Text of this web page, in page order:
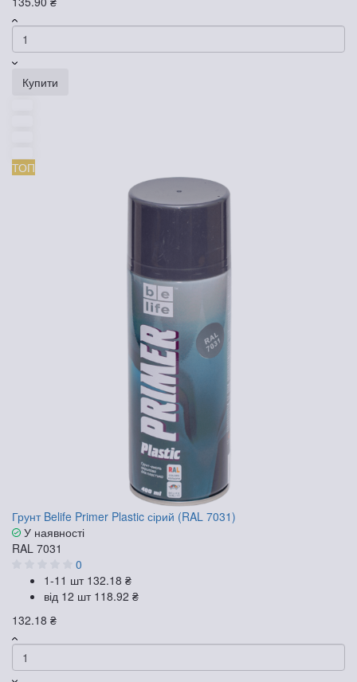
Купити
ТОП
Грунт Belife Primer Plastic сірий (RAL 7031)
У наявності
RAL 7031
0
1-11 шт 132.18 ₴
від 12 шт 118.92 ₴
132.18 ₴